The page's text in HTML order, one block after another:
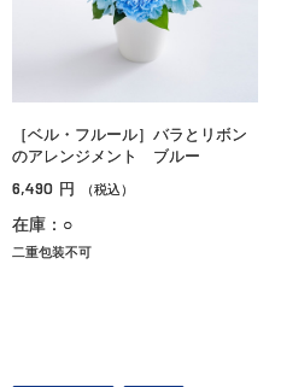
［ベル・フルール］バラとリボン
のアレンジメント ブルー
6,490 円 （税込）
在庫：○
二重包装不可